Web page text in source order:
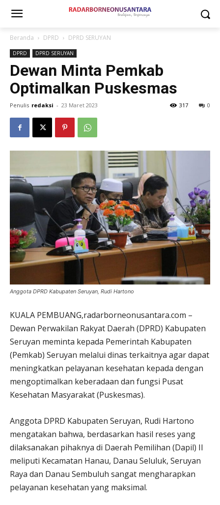
Beranda DPRD DPRD SERUYAN
DPRD DPRD SERUYAN
Dewan Minta Pemkab
Optimalkan Puskesmas
Penulis redaksi - 23 Maret 2023 0
317
Anggota DPRD Kabupaten Seruyan, Rudi Hartono
KUALA PEMBUANG,radarborneonusantara.com –
Dewan Perwakilan Rakyat Daerah (DPRD) Kabupaten
Seruyan meminta kepada Pemerintah Kabupaten
(Pemkab) Seruyan melalui dinas terkaitnya agar dapat
meningkatkan pelayanan kesehatan kepada dengan
mengoptimalkan keberadaan dan fungsi Pusat
Kesehatan Masyarakat (Puskesmas).
Anggota DPRD Kabupaten Seruyan, Rudi Hartono
mengatakan bahwa, berdasarkan hasil reses yang
dilaksanakan pihaknya di Daerah Pemilihan (Dapil) II
meliputi Kecamatan Hanau, Danau Seluluk, Seruyan
Raya dan Danau Sembuluh sangat mengharapkan
pelayanan kesehatan yang maksimal.